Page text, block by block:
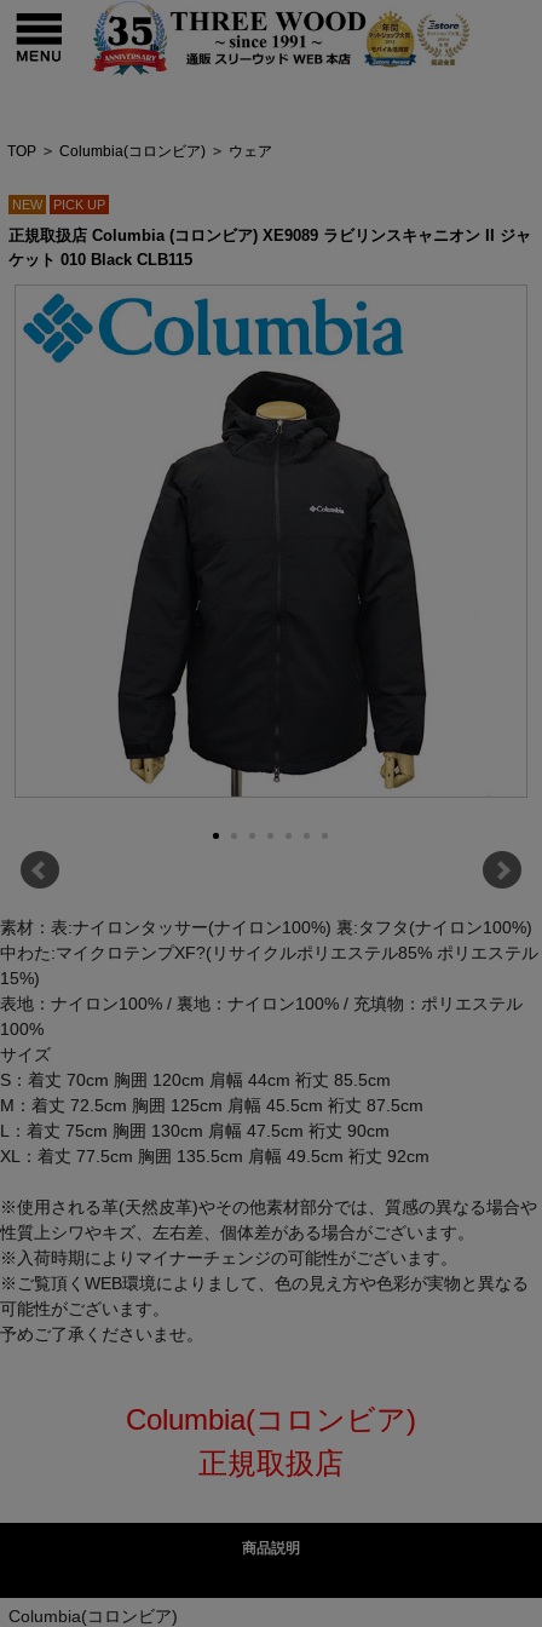
TOP > Columbia(コロンビア) > ウェア
NEW PICK UP
正規取扱店 Columbia (コロンビア) XE9089 ラビリンスキャニオン II ジャ
ケット 010 Black CLB115
素材：表:ナイロンタッサー(ナイロン100%) 裏:タフタ(ナイロン100%)
中わた:マイクロテンプXF?(リサイクルポリエステル85% ポリエステル
15%)
表地：ナイロン100% / 裏地：ナイロン100% / 充填物：ポリエステル
100%
サイズ
S：着丈 70cm 胸囲 120cm 肩幅 44cm 裄丈 85.5cm
M：着丈 72.5cm 胸囲 125cm 肩幅 45.5cm 裄丈 87.5cm
L：着丈 75cm 胸囲 130cm 肩幅 47.5cm 裄丈 90cm
XL：着丈 77.5cm 胸囲 135.5cm 肩幅 49.5cm 裄丈 92cm
※使用される革(天然皮革)やその他素材部分では、質感の異なる場合や
性質上シワやキズ、左右差、個体差がある場合がございます。
※入荷時期によりマイナーチェンジの可能性がございます。
※ご覧頂くWEB環境によりまして、色の見え方や色彩が実物と異なる
可能性がございます。
予めご了承くださいませ。
Columbia(コロンビア)
正規取扱店
商品説明
Columbia(コロンビア)